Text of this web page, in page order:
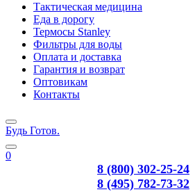
Тактическая медицина
Еда в дорогу
Термосы Stanley
Фильтры для воды
Оплата и доставка
Гарантия и возврат
Оптовикам
Контакты
Будь Готов.
0
8 (800) 302-25-24
8 (495) 782-73-32